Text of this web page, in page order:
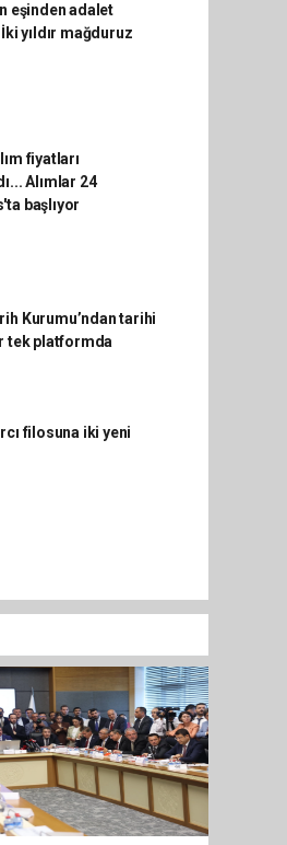
eşinden adalet
İki yıldır mağduruz
fiyatları
Alımlar 24
başlıyor
Kurumu’ndan tarihi
tek platformda
filosuna iki yeni